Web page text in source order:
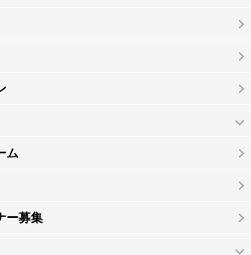
ム
ー募集